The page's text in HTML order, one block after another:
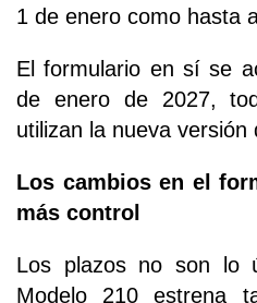
1 de enero como hasta
El formulario en sí se
de enero de 2027,
utilizan la nueva versión
Los cambios en el
más control
Los plazos no son lo
Modelo 210 estrena